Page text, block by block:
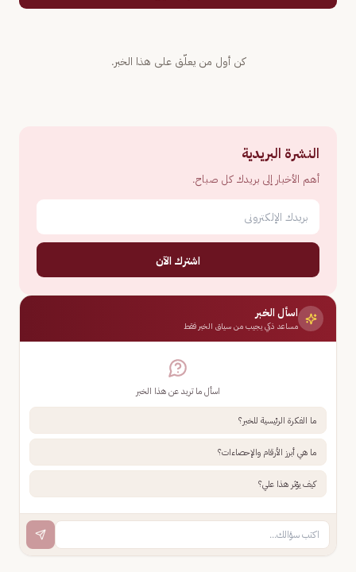
كن أول من يعلّق على هذا الخبر.
النشرة البريدية
أهم الأخبار إلى بريدك كل صباح.
اشترك الآن
اسأل الخبر
مساعد ذكي يجيب من سياق الخبر فقط
اسأل ما تريد عن هذا الخبر
ما الفكرة الرئيسية للخبر؟
ما هي أبرز الأرقام والإحصاءات؟
كيف يؤثر هذا علي؟